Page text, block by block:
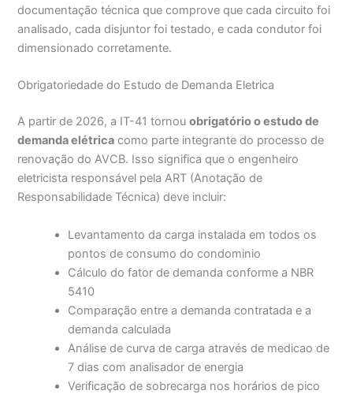
documentação técnica que comprove que cada circuito foi
analisado, cada disjuntor foi testado, e cada condutor foi
dimensionado corretamente.
Obrigatoriedade do Estudo de Demanda Eletrica
A partir de 2026, a IT-41 tornouobrigatório o estudo de
demanda elétrica como parte integrante do processo de
renovação do AVCB. Isso significa que o engenheiro
eletricista responsável pela ART (Anotação de
Responsabilidade Técnica) deve incluir:
Levantamento da carga instalada em todos os
pontos de consumo do condominio
Cálculo do fator de demanda conforme a NBR
5410
Comparação entre a demanda contratada e a
demanda calculada
Análise de curva de carga através de medicao de
7 dias com analisador de energia
Verificação de sobrecarga nos horários de pico